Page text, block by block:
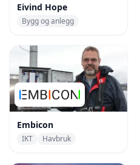
Eivind Hope
Bygg og anlegg
Embicon
IKT Havbruk